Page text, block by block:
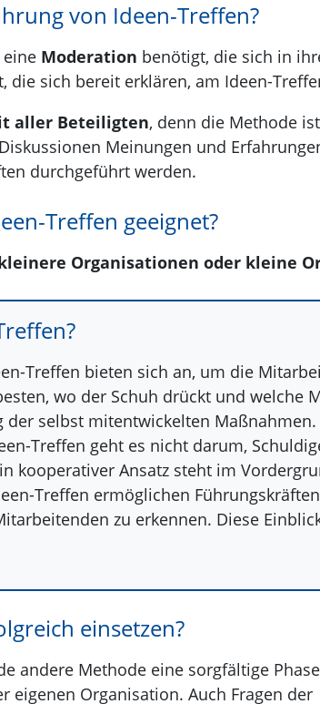
von Ideen-Treffen?
Moderation benötigt, die sich in
die sich bereit erklären, am Ideen-
aller Beteiligten, denn die Methode
Meinungen und
durchgeführt werden.
Treffen geeignet?
Organisationen oder kleine
Treffen bieten sich an, um die
wo der Schuh drückt und welche
der selbst mitentwickelten Maßnahmen.
Treffen geht es nicht darum,
kooperativer Ansatz steht im
Treffen ermöglichen
zu erkennen. Diese
einsetzen?
andere Methode eine sorgfältige
Organisation. Auch Fragen der